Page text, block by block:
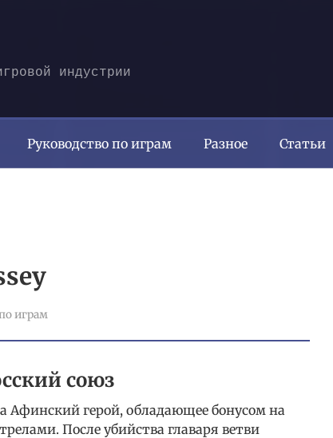
индустрии
Руководство по играм Разное Статьи
играм
союз
Афинский герой, обладающее бонусом на
После убийства главаря ветви